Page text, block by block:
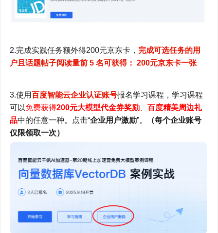
2.完成实践任务额外得200元京东卡， 完成可选任务的用
户且话题帖子阅读量前 5 名可获得： 200元京东卡一张
3.使用百度智能云企业认证账号报名学习课程，学习课程
可以免费获得200元大模型代金券奖励 、百度精美周边礼
品中的任意一种。点击“企业用户激励”。
（每个企业账号
仅限领取一次）